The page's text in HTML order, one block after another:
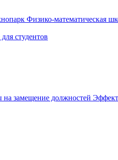
Физико-математическая
студентов
замещение должностей